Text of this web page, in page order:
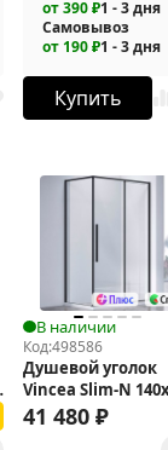
от 390 ₽1 - 3 дня
Самовывоз
от 190 ₽1 - 3 дня
Купить
В наличии
Код:498586
Душевой уголок
Vincea Slim-N
VSR-4SN8014CLB
41 480 ₽